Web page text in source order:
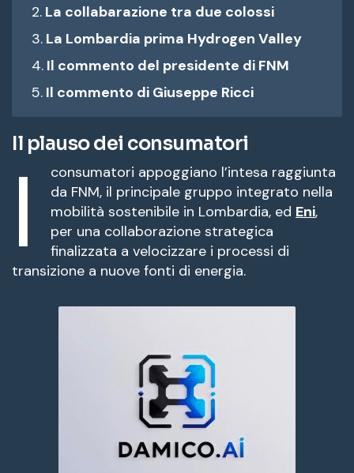
La collabarazione tra due colossi
La Lombardia prima Hydrogen Valley
Il commento del presidente di FNM
Il commento di Giuseppe Ricci
Il plauso dei consumatori
I
consumatori appoggiano l’intesa raggiunta
da FNM, il principale gruppo integrato nella
mobilità sostenibile in Lombardia, ed Eni,
per una collaborazione strategica
finalizzata a velocizzare i processi di
transizione a nuove fonti di energia.